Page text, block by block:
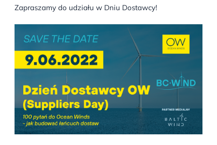
Zapraszamy do udziału w Dniu Dostawcy!